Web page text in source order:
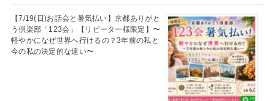
【7/19(日)お話会と暑気払い】京都ありがと
う倶楽部「123会」【リピーター様限定】〜
軽やかになぜ世界へ行けるの？3年前の私と
今の私の決定的な違い〜